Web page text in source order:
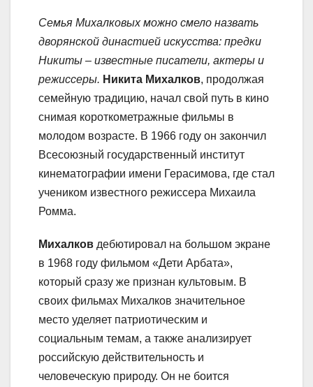
Семья Михалковых можно смело назвать
дворянской династией искусства: предки
Никиты – известные писатели, актеры и
режиссеры. Никита Михалков, продолжая
семейную традицию, начал свой путь в кино
снимая короткометражные фильмы в
молодом возрасте. В 1966 году он закончил
Всесоюзный государственный институт
кинематографии имени Герасимова, где стал
учеником известного режиссера Михаила
Ромма.
Михалков дебютировал на большом экране
в 1968 году фильмом «Дети Арбата»,
который сразу же признан культовым. В
своих фильмах Михалков значительное
место уделяет патриотическим и
социальным темам, а также анализирует
российскую действительность и
человеческую природу. Он не боится